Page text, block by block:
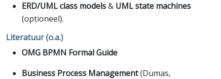
ERD/UML class models& UML state machines
(optioneel).
Literatuur (o.a.)
OMG BPMN Formal Guide
Business Process Management(Dumas,